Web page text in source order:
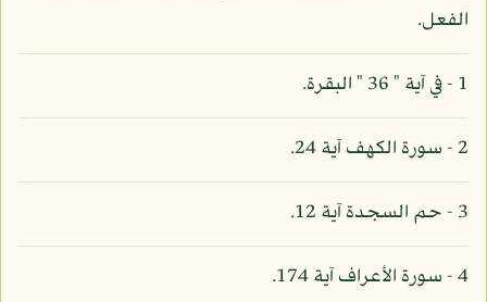
الفعل.
1 - في آية " 36 " البقرة.
2 - سورة الكهف آية 24.
3 - حم السجدة آية 12.
4 - سورة الأعراف آية 174.